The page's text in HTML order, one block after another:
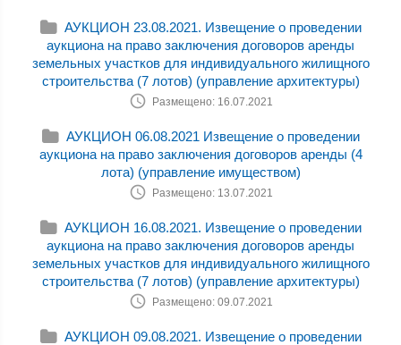
АУКЦИОН 23.08.2021. Извещение о проведении
аукциона на право заключения договоров аренды
земельных участков для индивидуального жилищного
строительства (7 лотов) (управление архитектуры)
Размещено: 16.07.2021
АУКЦИОН 06.08.2021 Извещение о проведении
аукциона на право заключения договоров аренды (4
лота) (управление имуществом)
Размещено: 13.07.2021
АУКЦИОН 16.08.2021. Извещение о проведении
аукциона на право заключения договоров аренды
земельных участков для индивидуального жилищного
строительства (7 лотов) (управление архитектуры)
Размещено: 09.07.2021
АУКЦИОН 09.08.2021. Извещение о проведении